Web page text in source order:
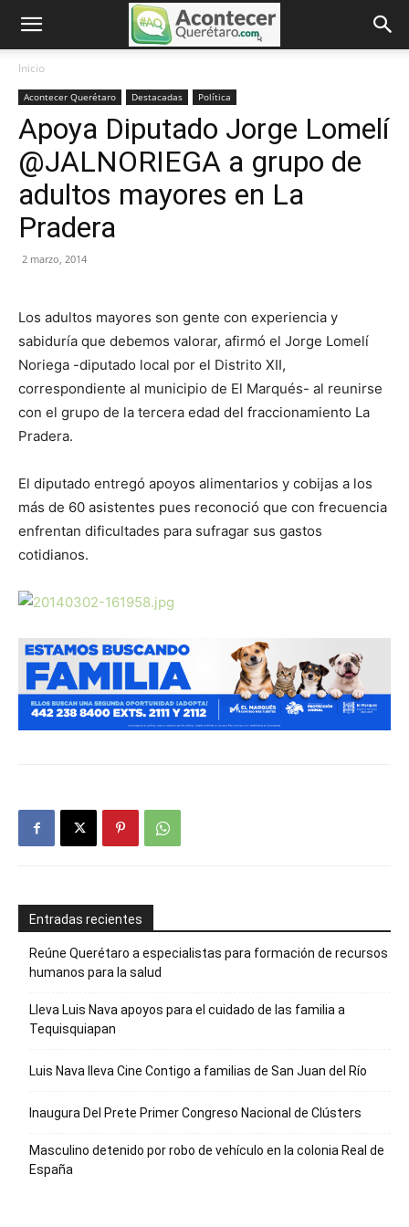
Inicio
Acontecer Querétaro Destacadas Política
Apoya Diputado Jorge Lomelí
@JALNORIEGA a grupo de
adultos mayores en La
Pradera
2 marzo, 2014
Los adultos mayores son gente con experiencia y
sabiduría que debemos valorar, afirmó el Jorge Lomelí
Noriega -diputado local por el Distrito XII,
correspondiente al municipio de El Marqués- al reunirse
con el grupo de la tercera edad del fraccionamiento La
Pradera.
El diputado entregó apoyos alimentarios y cobijas a los
más de 60 asistentes pues reconoció que con frecuencia
enfrentan dificultades para sufragar sus gastos
cotidianos.
Entradas recientes
Reúne Querétaro a especialistas para formación de recursos
humanos para la salud
Lleva Luis Nava apoyos para el cuidado de las familia a
Tequisquiapan
Luis Nava lleva Cine Contigo a familias de San Juan del Río
Inaugura Del Prete Primer Congreso Nacional de Clústers
Masculino detenido por robo de vehículo en la colonia Real de
España